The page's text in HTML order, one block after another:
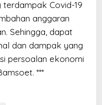
Covid-19
anggaran
Sehingga, dapat
dan dampak yang
persoalan ekonomi
***